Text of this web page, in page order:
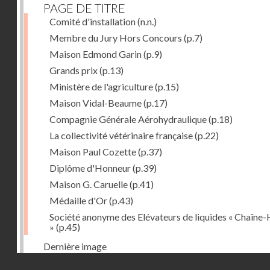
PAGE DE TITRE
Comité d'installation(n.n.)
Membre du Jury Hors Concours (p.7)
Maison Edmond Garin(p.9)
Grands prix(p.13)
Ministère de l'agriculture(p.15)
Maison Vidal-Beaume(p.17)
Compagnie Générale Aérohydraulique(p.18)
La collectivité vétérinaire française(p.22)
Maison Paul Cozette(p.37)
Diplôme d'Honneur(p.39)
Maison G. Caruelle(p.41)
Médaille d'Or(p.43)
Société anonyme des Elévateurs de liquides «
» (p.45)
Dernière image